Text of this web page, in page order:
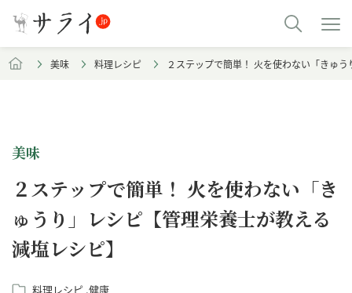
美味 料理レシピ ２ステップで簡単！ 火を使わない「きゅ
美味
２ステップで簡単！ 火を使わない「き
ゅうり」レシピ【管理栄養士が教える
減塩レシピ】
料理レシピ 健康